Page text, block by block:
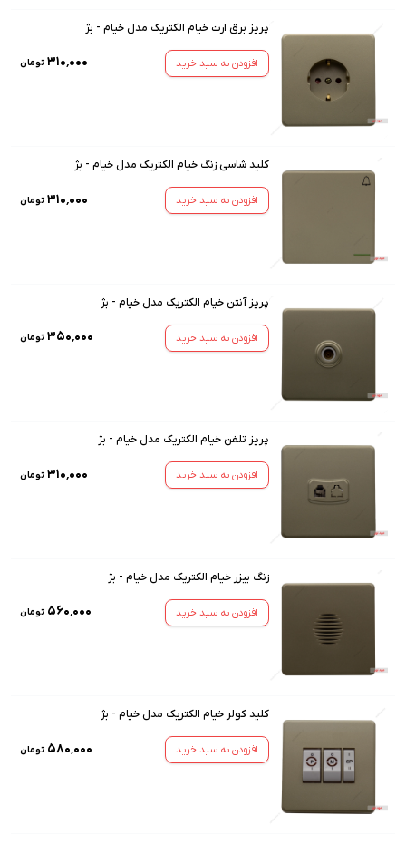
پریز برق ارت خیام الکتریک مدل خیام - بژ
افزودن به سبد خرید ۳۱۰٬۰۰۰ تومان
کلید شاسی زنگ خیام الکتریک مدل خیام - بژ
افزودن به سبد خرید ۳۱۰٬۰۰۰ تومان
پریز آنتن خیام الکتریک مدل خیام - بژ
افزودن به سبد خرید ۳۵۰٬۰۰۰ تومان
پریز تلفن خیام الکتریک مدل خیام - بژ
افزودن به سبد خرید ۳۱۰٬۰۰۰ تومان
زنگ بیزر خیام الکتریک مدل خیام - بژ
افزودن به سبد خرید ۵۶۰٬۰۰۰ تومان
کلید کولر خیام الکتریک مدل خیام - بژ
افزودن به سبد خرید ۵۸۰٬۰۰۰ تومان